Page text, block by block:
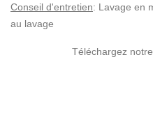
Conseil d'entretien: Lavage en
au lavage
Téléchargez